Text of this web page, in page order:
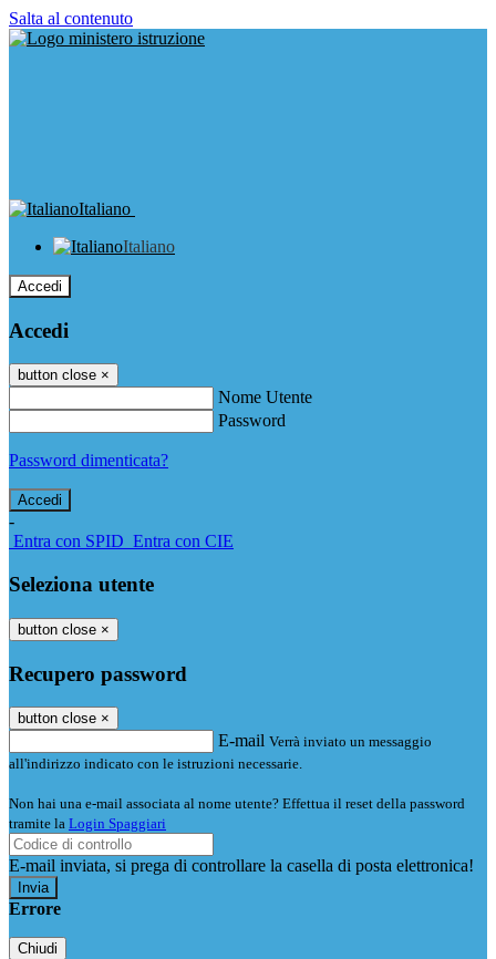
Salta al contenuto
Italiano
Italiano
Accedi
Accedi
button close ×
Nome Utente
Password
Password dimenticata?
-
Entra con SPID Entra con CIE
Seleziona utente
button close ×
Recupero password
button close ×
E-mail Verrà inviato un messaggio
all'indirizzo indicato con le istruzioni necessarie.
Non hai una e-mail associata al nome utente? Effettua il reset della password
tramite la Login Spaggiari
E-mail inviata, si prega di controllare la casella di posta elettronica!
Errore
Chiudi